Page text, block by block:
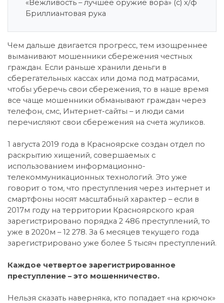
«Вежливость – лучшее оружие вора» (с) х/ф
Бриллиантовая рука
Чем дальше двигается прогресс, тем изощреннее
выманивают мошенники сбережения честных
граждан. Если раньше хранили деньги в
сберегательных кассах или дома под матрасами,
чтобы уберечь свои сбережения, то в наше время
все чаще мошенники обманывают граждан через
телефон, смс, Интернет-сайты – и люди сами
перечисляют свои сбережения на счета жуликов.
1 августа 2019 года в Красноярске создан отдел по
раскрытию хищений, совершаемых с
использованием информационно-
телекоммуникационных технологий. Это уже
говорит о том, что преступления через интернет и
смартфоны носят масштабный характер – если в
2017м году на территории Красноярского края
зарегистрировано порядка 2 486 преступлений, то
уже в 2020м – 12 278. За 6 месяцев текущего года
зарегистрировано уже более 5 тысяч преступлений.
Каждое четвертое зарегистрированное
преступление – это мошенничество.
Нельзя сказать наверняка, кто попадает «на крючок»